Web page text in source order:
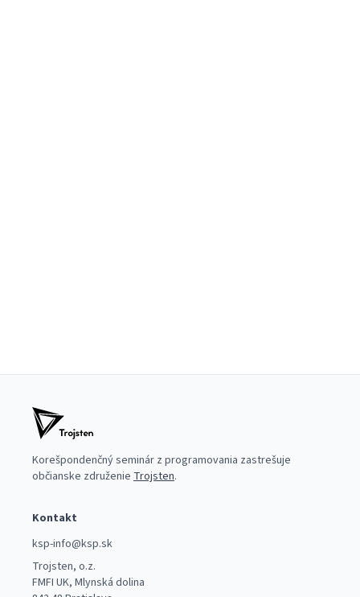
Korešpondenčný seminár z programovania zastrešuje
občianske združenie Trojsten.
Kontakt
ksp-info@ksp.sk
Trojsten, o.z.
FMFI UK, Mlynská dolina